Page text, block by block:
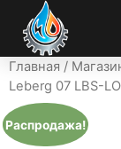
Главная /
Leberg 07 LBS-
Распродажа!